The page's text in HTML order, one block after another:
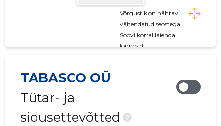
Võrgustik on nähtav
vähendatud seostega
Soovi korral laienda
lõimesid
TABASCO OÜ
Tütar- ja
sidusettevõtted
?